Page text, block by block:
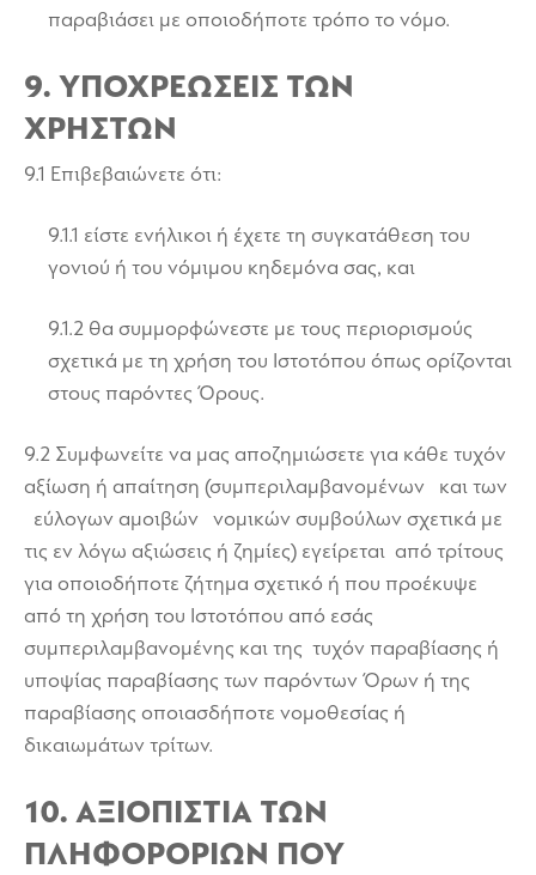
παραβιάσει με οποιοδήποτε τρόπο το νόμο.
9. ΥΠΟΧΡΕΩΣΕΙΣ ΤΩΝ
ΧΡΗΣΤΩΝ
9.1 Επιβεβαιώνετε ότι:
9.1.1 είστε ενήλικοι ή έχετε τη συγκατάθεση του
γονιού ή του νόμιμου κηδεμόνα σας, και
9.1.2 θα συμμορφώνεστε με τους περιορισμούς
σχετικά με τη χρήση του Ιστοτόπου όπως ορίζονται
στους παρόντες Όρους.
9.2 Συμφωνείτε να μας αποζημιώσετε για κάθε τυχόν
αξίωση ή απαίτηση (συμπεριλαμβανομένων και των
εύλογων αμοιβών νομικών συμβούλων σχετικά με
τις εν λόγω αξιώσεις ή ζημίες) εγείρεται από τρίτους
για οποιοδήποτε ζήτημα σχετικό ή που προέκυψε
από τη χρήση του Ιστοτόπου από εσάς
συμπεριλαμβανομένης και της τυχόν παραβίασης ή
υποψίας παραβίασης των παρόντων Όρων ή της
παραβίασης οποιασδήποτε νομοθεσίας ή
δικαιωμάτων τρίτων.
10. ΑΞΙΟΠΙΣΤΙΑ ΤΩΝ
ΠΛΗΦΟΡΟΡΙΩΝ ΠΟΥ